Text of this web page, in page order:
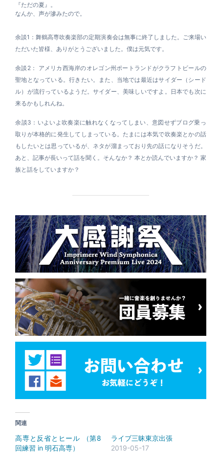
『ただの夏』。
なんか、声が滲みたので。
余談1：舞鶴高専吹奏楽部の定期演奏会は無事に終了しました。ご来場い
ただいた皆様、ありがとうございました。僕は元気です。
余談2： アメリカ西海岸のオレゴン州ポートランドがクラフトビールの
聖地となっている。行きたい。また、当地では最近はサイダー（シード
ル）が流行っているようだ。サイダー、美味しいですよ。日本でも次に
来るかもしれんね。
余談3：いよいよ吹奏楽に触れなくなってしまい、意図せずブログ乗っ
取りが本格的に発生してしまっている。たまには本気で吹奏楽とかの話
もしたいとは思っているが、ネタが溜まっており先の話になりそうだ。
あと、記事が長いって話を聞く。そんなか？ 本とか読んでいますか？ 家
族と話をしていますか？
関連
高専と反省とヒール （第8
回練習 in 明石高専）
ライブ三昧東京出張
2019-05-17